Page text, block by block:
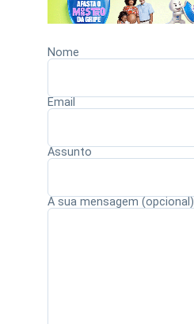
Nome
Email
Assunto
A sua mensagem (opcional)